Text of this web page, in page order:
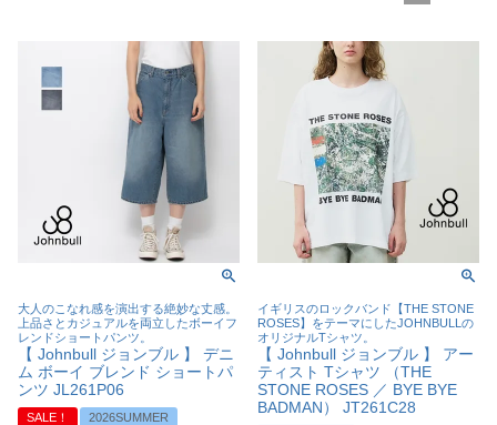
大人のこなれ感を演出する絶妙な丈感。
上品さとカジュアルを両立したボーイフ
レンドショートパンツ。
【 Johnbull ジョンブル 】 デニ
ム ボーイ ブレンド ショートパ
ンツ JL261P06
SALE！ 2026SUMMER
イギリスのロックバンド【THE STONE
ROSES】をテーマにしたJOHNBULLの
オリジナルTシャツ。
【 Johnbull ジョンブル 】 アー
ティスト Tシャツ （THE
STONE ROSES ／ BYE BYE
BADMAN） JT261C28